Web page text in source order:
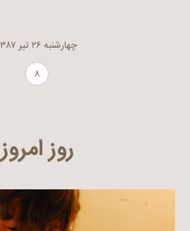
چهارشنبه ۲۶ تیر ۱۳۸۷
۸
روز امروز